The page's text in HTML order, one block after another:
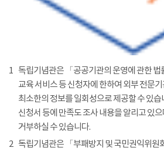
1 독립기념관은 「공공기관의 운영에 관한 법
교육 서비스 등 신청자에 한하여 외부 전문
최소한의 정보를 일회성으로 제공할 수 있습
신청서 등에 만족도 조사 내용을 알리고 있
거부하실 수 있습니다.
2 독립기념관은 「부패방지 및 국민권익위원